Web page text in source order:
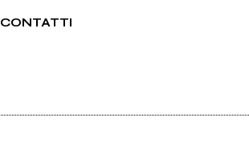
CONTATTI